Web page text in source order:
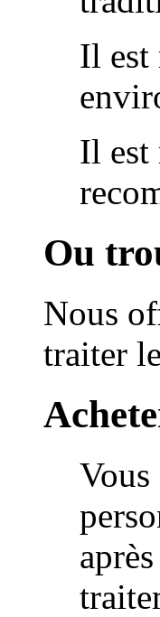
Il est
Il est
Ou
Nous
traiter
Vous